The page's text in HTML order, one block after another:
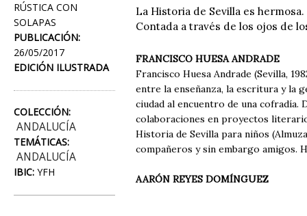
RÚSTICA CON
SOLAPAS
PUBLICACIÓN:
26/05/2017
EDICIÓN ILUSTRADA
COLECCIÓN:
ANDALUCÍA
TEMÁTICAS:
ANDALUCÍA
IBIC: YFH
La Historia de Sevilla es hermosa.
Contada a través de los ojos de
FRANCISCO HUESA ANDRADE
Francisco Huesa Andrade (Sevilla,
entre la enseñanza, la escritura y la
ciudad al encuentro de una
colaboraciones en proyectos
Historia de Sevilla para niños
compañeros y sin embargo amigos.
AARÓN REYES DOMÍNGUEZ